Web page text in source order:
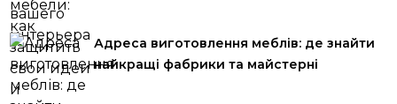
Адреса виготовлення меблів: де знайти
найкращі фабрики та майстерні